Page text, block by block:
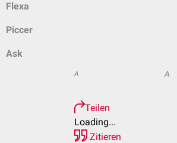
Flexa
Piccer
Ask
A A
Teilen
Loading...
Zitieren